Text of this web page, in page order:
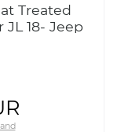
Treated
18- Jeep
01